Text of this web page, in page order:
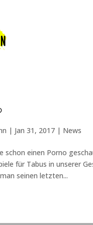
| Jan 31, 2017 | News
schon einen Porno
für Tabus in unserer
seinen letzten...